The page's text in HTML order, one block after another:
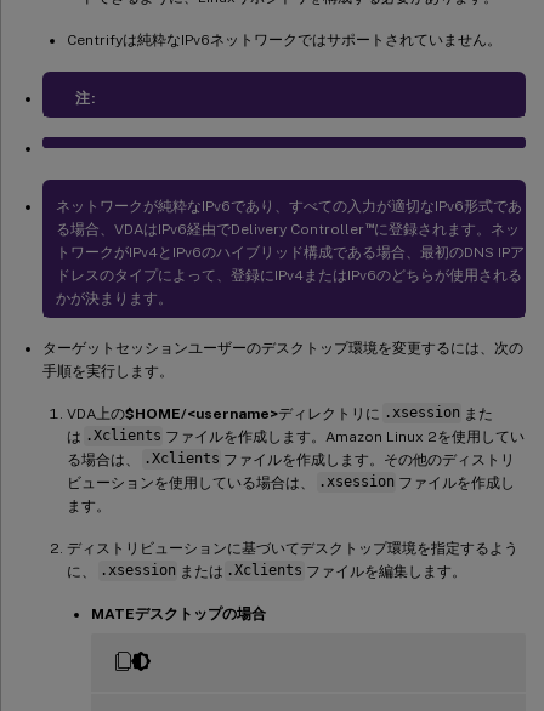
Centrifyは純粋なIPv6ネットワークではサポートされていません。
注:
ネットワークが純粋なIPv6であり、すべての入力が適切なIPv6形式であ
る場合、VDAはIPv6経由でDelivery Controller ™に登録されます。ネッ
トワークがIPv4とIPv6のハイブリッド構成である場合、最初のDNS IPア
ドレスのタイプによって、登録にIPv4またはIPv6のどちらが使用される
かが決まります。
ターゲットセッションユーザーのデスクトップ環境を変更するには、次の
手順を実行します。
VDA上の$HOME/<username>ディレクトリに .xsession また
は .Xclients ファイルを作成します。Amazon Linux 2を使用してい
る場合は、
.Xclients ファイルを作成します。その他のディストリ
ビューションを使用している場合は、
.xsession ファイルを作成し
ます。
ディストリビューションに基づいてデスクトップ環境を指定するよう
に、
.xsession または .Xclients ファイルを編集します。
MATEデスクトップの場合